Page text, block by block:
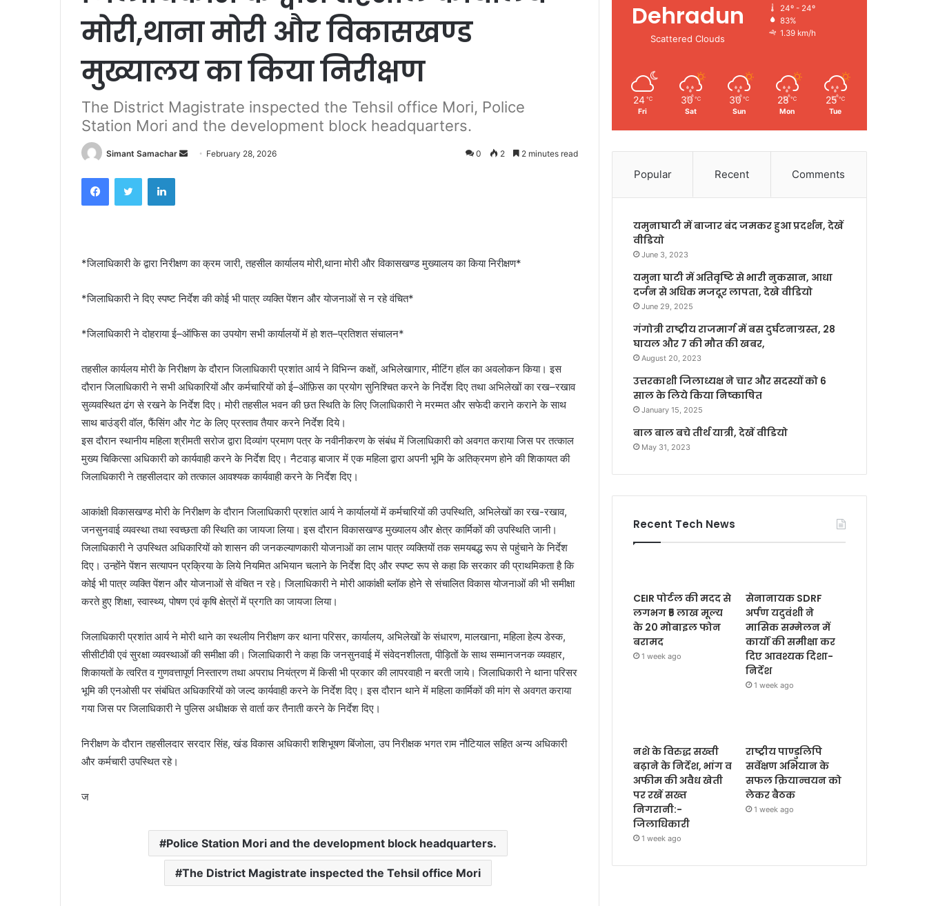
मोरी,थाना मोरी और विकासखण्ड
मुख्यालय का किया निरीक्षण
The District Magistrate inspected the Tehsil office Mori, Police
Station Mori and the development block headquarters.
Simant Samachar
m
i
February 28, 2026 0 2 2 minutes read
*जिलाधिकारी के द्वारा निरीक्षण का क्रम जारी, तहसील कार्यालय मोरी,थाना मोरी और विकासखण्ड मुख्यालय का किया निरीक्षण*
*जिलाधिकारी ने दिए स्पष्ट निर्देश की कोई भी पात्र व्यक्ति पेंशन और योजनाओं से न रहे वंचित*
*जिलाधिकारी ने दोहराया ई–ऑफिस का उपयोग सभी कार्यालयों में हो शत–प्रतिशत संचालन*
तहसील कार्यलय मोरी के निरीक्षण के दौरान जिलाधिकारी प्रशांत आर्य ने विभिन्न कक्षों, अभिलेखागार, मीटिंग हॉल का अवलोकन किया। इस
दौरान जिलाधिकारी ने सभी अधिकारियों और कर्मचारियों को ई–ऑफ़िस का प्रयोग सुनिश्चित करने के निर्देश दिए तथा अभिलेखों का रख–रखाव
सुव्यवस्थित ढंग से रखने के निर्देश दिए। मोरी तहसील भवन की छत स्थिति के लिए जिलाधिकारी ने मरम्मत और सफेदी कराने कराने के साथ
साथ बाउंड्री वॉल, फैंसिंग और गेट के लिए प्रस्ताव तैयार करने निर्देश दिये।
इस दौरान स्थानीय महिला श्रीमती सरोज द्वारा दिव्यांग प्रमाण पत्र के नवीनीकरण के संबंध में जिलाधिकारी को अवगत कराया जिस पर तत्काल
मुख्य चिकित्सा अधिकारी को कार्यवाही करने के निर्देश दिए। नैटवाड़ बाजार में एक महिला द्वारा अपनी भूमि के अतिक्रमण होने की शिकायत की
जिलाधिकारी ने तहसीलदार को तत्काल आवश्यक कार्यवाही करने के निर्देश दिए।
आकांक्षी विकासखण्ड मोरी के निरीक्षण के दौरान जिलाधिकारी प्रशांत आर्य ने कार्यालयों में कर्मचारियों की उपस्थिति, अभिलेखों का रख-रखाव,
जनसुनवाई व्यवस्था तथा स्वच्छता की स्थिति का जायजा लिया। इस दौरान विकासखण्ड मुख्यालय और क्षेत्र कार्मिकों की उपस्थिति जानी।
जिलाधिकारी ने उपस्थित अधिकारियों को शासन की जनकल्याणकारी योजनाओं का लाभ पात्र व्यक्तियों तक समयबद्ध रूप से पहुंचाने के निर्देश
दिए। उन्होंने पेंशन सत्यापन प्रक्रिया के लिये नियमित अभियान चलाने के निर्देश दिए और स्पष्ट रूप से कहा कि सरकार की प्राथमिकता है कि
कोई भी पात्र व्यक्ति पेंशन और योजनाओं से वंचित न रहे। जिलाधिकारी ने मोरी आकांक्षी ब्लॉक होने से संचालित विकास योजनाओं की भी समीक्षा
करते हुए शिक्षा, स्वास्थ्य, पोषण एवं कृषि क्षेत्रों में प्रगति का जायजा लिया।
जिलाधिकारी प्रशांत आर्य ने मोरी थाने का स्थलीय निरीक्षण कर थाना परिसर, कार्यालय, अभिलेखों के संधारण, मालखाना, महिला हेल्प डेस्क,
सीसीटीवी एवं सुरक्षा व्यवस्थाओं की समीक्षा की। जिलाधिकारी ने कहा कि जनसुनवाई में संवेदनशीलता, पीड़ितों के साथ सम्मानजनक व्यवहार,
शिकायतों के त्वरित व गुणवत्तापूर्ण निस्तारण तथा अपराध नियंत्रण में किसी भी प्रकार की लापरवाही न बरती जाये। जिलाधिकारी ने थाना परिसर
भूमि की एनओसी पर संबंधित अधिकारियों को जल्द कार्यवाही करने के निर्देश दिए। इस दौरान थाने में महिला कार्मिकों की मांग से अवगत कराया
गया जिस पर जिलाधिकारी ने पुलिस अधीक्षक से वार्ता कर तैनाती करने के निर्देश दिए।
निरीक्षण के दौरान तहसीलदार सरदार सिंह, खंड विकास अधिकारी शशिभूषण बिंजोला, उप निरीक्षक भगत राम नौटियाल सहित अन्य अधिकारी
और कर्मचारी उपस्थित रहे।
ज
Police Station Mori and the development block headquarters.
The District Magistrate inspected the Tehsil office Mori
Dehradun
Scattered Clouds
24º - 24º
83%
1.39 km/h
24 ℃
Fri
30 ℃
Sat
30 ℃
Sun
28 ℃
Mon
25 ℃
Tue
Popular Recent Comments
यमुनाघाटी में बाजार बंद जमकर हुआ प्रदर्शन, देखें
वीडियो
June 3, 2023
यमुना घाटी में अतिवृष्टि से भारी नुकसान, आधा
दर्जन से अधिक मजदूर लापता, देखे वीडियो
June 29, 2025
गंगोत्री राष्ट्रीय राजमार्ग में बस दुर्घटनाग्रस्त, 28
घायल और 7 की मौत की खबर,
August 20, 2023
उत्तरकाशी जिलाध्यक्ष ने चार और सदस्यों को 6
साल के लिये किया निष्काषित
January 15, 2025
बाल बाल बचे तीर्थ यात्री, देखें वीडियो
May 31, 2023
Recent Tech News
CEIR पोर्टल की मदद से
लगभग ₹5 लाख मूल्य
के 20 मोबाइल फोन
बरामद
1 week ago
सेनानायक SDRF
अर्पण यदुवंशी ने
मासिक सम्मेलन में
कार्यों की समीक्षा कर
दिए आवश्यक दिशा-
निर्देश
1 week ago
नशे के विरुद्ध सख्ती
बढ़ाने के निर्देश, भांग व
अफीम की अवैध खेती
पर रखें सख्त
निगरानी:-
जिलाधिकारी
1 week ago
राष्ट्रीय पाण्डुलिपि
सर्वेक्षण अभियान के
सफल क्रियान्वयन को
लेकर बैठक
1 week ago